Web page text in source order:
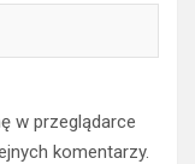
w przeglądarce
komentarzy.